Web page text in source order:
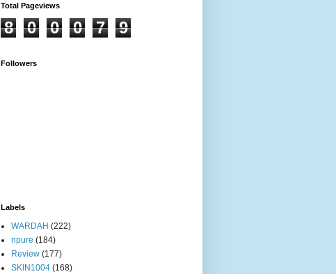
Total Pageviews
8 0 0 0 7 9
Followers
Labels
WARDAH (222)
npure (184)
Review (177)
SKIN1004 (168)